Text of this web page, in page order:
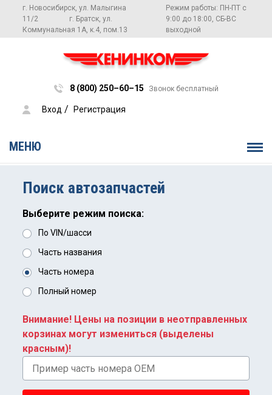
г. Новосибирск, ул. Малыгина
11/2
г. Братск, ул.
Коммунальная 1А, к.4, пом.13
Режим работы: ПН-ПТ с
9:00 до 18:00, СБ-ВС
выходной
8 (800) 250–60–15 Звонок бесплатный
Вход / Регистрация
МЕНЮ
Поиск автозапчастей
Выберите режим поиска:
По VIN/шасси
Часть названия
Часть номера
Полный номер
Внимание! Цены на позиции в неотправленных
корзинах могут измениться (выделены
красным)!